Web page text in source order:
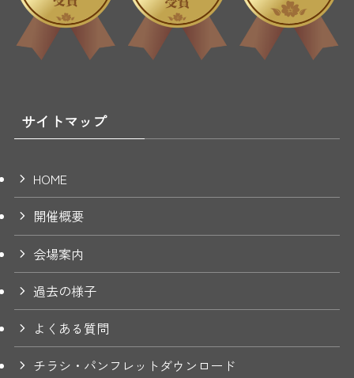
サイトマップ
HOME
開催概要
会場案内
過去の様子
よくある質問
チラシ・パンフレットダウンロード